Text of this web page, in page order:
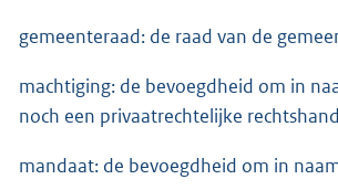
gemeenteraad: de raad van de
machtiging: de bevoegdheid om in
noch een privaatrechtelijke
mandaat: de bevoegdheid om in